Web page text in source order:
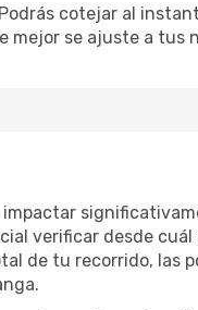
cotejar al
mejor se ajuste a tus
verificar desde
de tu recorrido, las